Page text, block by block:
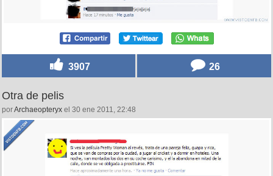
3907 26
Otra de pelis
porArchaeopteryx el 30 ene 2011, 22:48